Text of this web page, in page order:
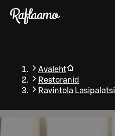
Liigu peamise sisu juurde
Avaleht
Restoranid
Ravintola Lasipalatsi